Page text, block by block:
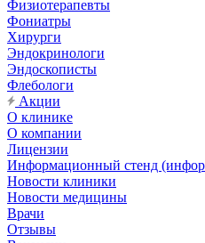
Физиотерапевты
Фониатры
Хирурги
Эндокринологи
Эндоскописты
Флебологи
Акции
О клинике
О компании
Лицензии
Информационный стенд
Новости клиники
Новости медицины
Врачи
Отзывы